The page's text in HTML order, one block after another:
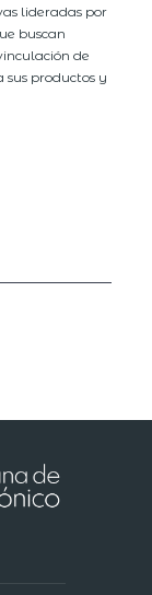
lideradas por
buscan
de
productos y